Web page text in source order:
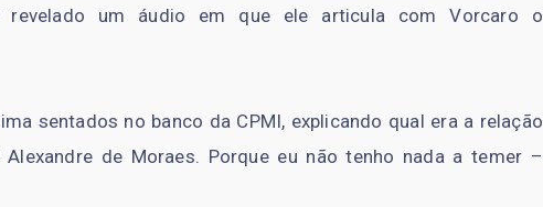
revelado um áudio em que ele articula com Vorcaro o
sentados no banco da CPMI, explicando qual era a relação
de Moraes. Porque eu não tenho nada a temer –